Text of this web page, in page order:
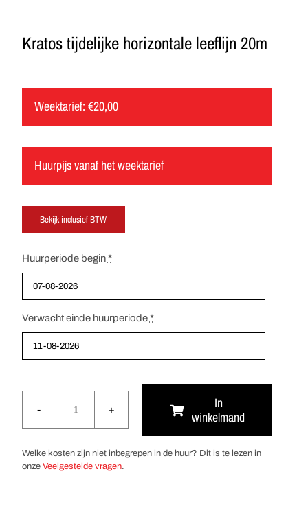
Kratos tijdelijke horizontale leeflijn 20m
Weektarief: €20,00
Huurpijs vanaf het weektarief
Huurperiode begin*
Verwacht einde huurperiode*
Kratos
tijdelijke
horizontale
leeflijn
In
winkelmand
Welke kosten zijn niet inbegrepen in de huur? Dit is te lezen in
onze Veelgestelde vragen.